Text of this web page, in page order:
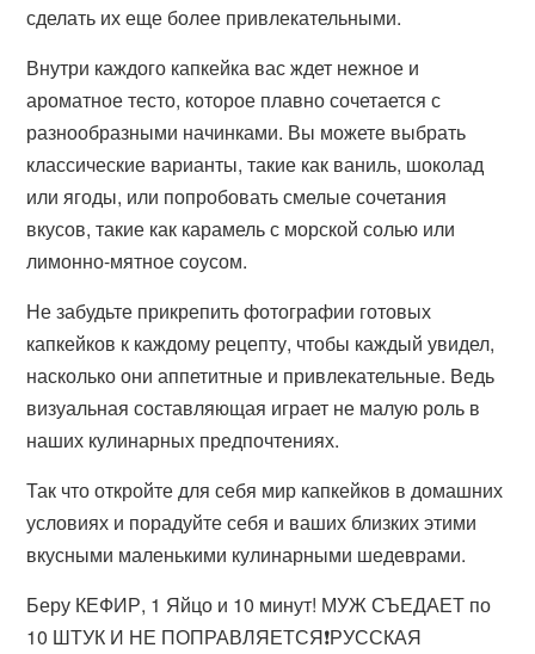
сделать их еще более привлекательными.
Внутри каждого капкейка вас ждет нежное и
ароматное тесто, которое плавно сочетается с
разнообразными начинками. Вы можете выбрать
классические варианты, такие как ваниль, шоколад
или ягоды, или попробовать смелые сочетания
вкусов, такие как карамель с морской солью или
лимонно-мятное соусом.
Не забудьте прикрепить фотографии готовых
капкейков к каждому рецепту, чтобы каждый увидел,
насколько они аппетитные и привлекательные. Ведь
визуальная составляющая играет не малую роль в
наших кулинарных предпочтениях.
Так что откройте для себя мир капкейков в домашних
условиях и порадуйте себя и ваших близких этими
вкусными маленькими кулинарными шедеврами.
Беру КЕФИР, 1 Яйцо и 10 минут! МУЖ СЪЕДАЕТ по
10 ШТУК И НЕ ПОПРАВЛЯЕТСЯ❗РУССКАЯ